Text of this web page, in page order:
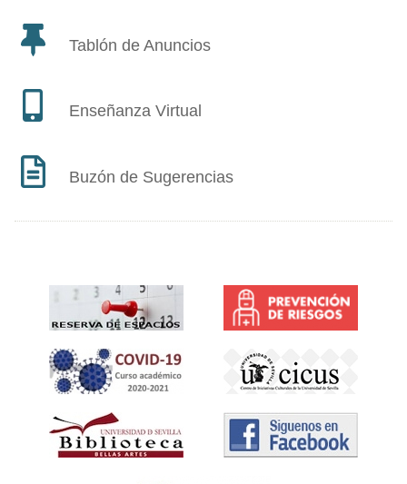
Tablón de Anuncios
Enseñanza Virtual
Buzón de Sugerencias